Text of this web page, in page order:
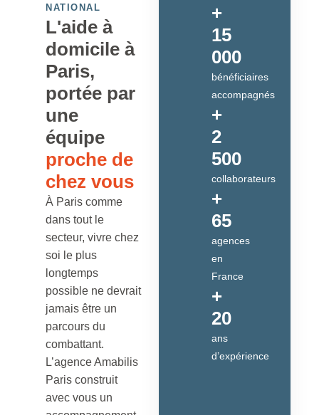
NATIONAL
L'aide à
domicile à
Paris,
portée par
une
équipe
proche de
chez vous
À Paris comme
dans tout le
secteur, vivre chez
soi le plus
longtemps
possible ne devrait
jamais être un
parcours du
combattant.
L’agence Amabilis
Paris construit
avec vous un
+
15
000
bénéficiaires
accompagnés
+
2
500
collaborateurs
+
65
agences
en
France
+
20
ans
d’expérience